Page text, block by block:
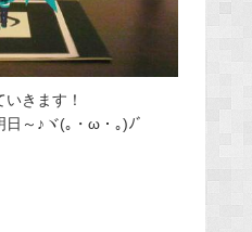
きます！
～♪ヾ(｡・ω・｡)ﾉﾞ